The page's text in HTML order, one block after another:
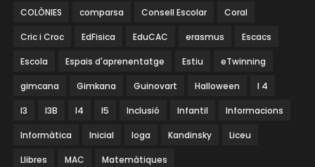
COLÒNIES comparsa Consell Escolar Coral
Cric i Croc EdFisica EduCAC erasmus Escacs
Escola Espais d'aprenentatge Estiu eTwinning
gimcana Gimkana Guinovart Halloween I 4
I3 I3B I4 I5 Inclusió Infantil Informacions
Informàtica Inicial Ioga Kandinsky Liceu
Llibres MAC Matemàtiques